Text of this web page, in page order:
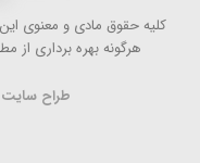
كلیه حقوق مادی و معنوی
هرگونه بهره ‌برداری از
طراح سایت